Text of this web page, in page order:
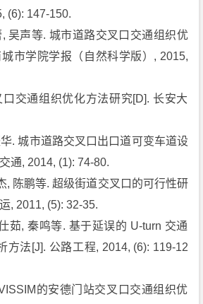
(6): 147-150.
吴声等. 城市道路交叉口交通组织优
市学院学报（自然科学版）, 2015,
交通组织优化方法研究[D]. 长安大
. 城市道路交叉口出口道可变车道设
通, 2014, (1): 74-80.
, 陈鹏等. 超级街道交叉口的可行性研
, 2011, (5): 32-35.
茹, 秦鸣等. 基于延误的 U-turn 交通
方法[J]. 公路工程, 2014, (6): 119-12
的安德门站交叉口交通组织优